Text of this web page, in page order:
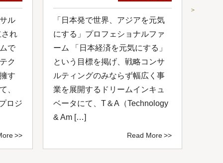
ル
れ
で
ク
す
、
ロジ
「日本発で世界、アジアを元気
にする」プロフェショナルファ
ーム 「日本経済を元気にする」
という目標を掲げ、戦略コンサ
ルティングのみならず幅広く事
業を展開するドリームインキュ
ベータにて、T＆A（Technology
& Am […]
Read More
＞